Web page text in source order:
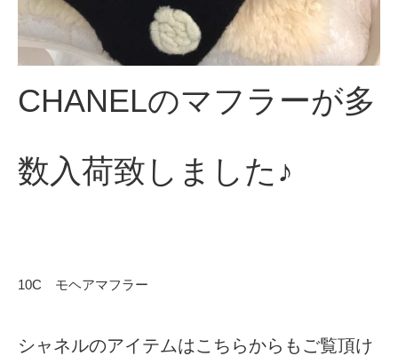
CHANELのマフラーが多
数入荷致しました♪
10C モヘアマフラー
シャネルのアイテムはこちらからもご覧頂け